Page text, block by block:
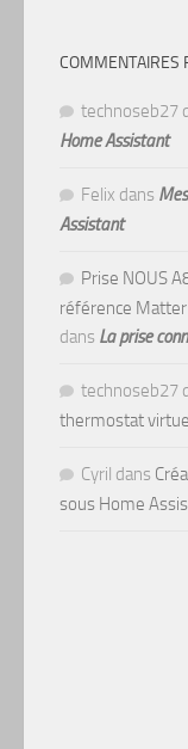
COMMENTAIRES
technoseb27
Home Assistant
Felix dans
Assistant
Prise NOUS
référence
dans La prise
technoseb27
thermostat
Cyril dans
sous Home